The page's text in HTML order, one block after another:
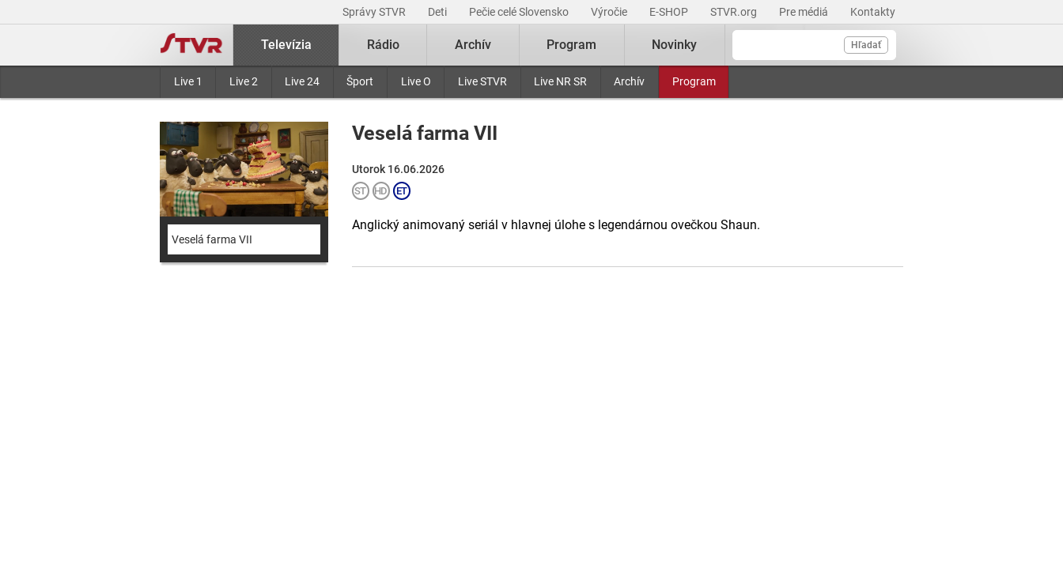
Správy STVR Deti Pečie celé Slovensko Výročie E-SHOP STVR.org Pre médiá Kontakty
Hľadať
Televízia
Live 1 Live 2 Live 24 Šport Live O Live STVR Live NR SR Archív Program
Rádio Archív Program Novinky
Veselá farma VII
Veselá farma VII
Utorok 16.06.2026
Anglický animovaný seriál v hlavnej úlohe s legendárnou ovečkou Shaun.